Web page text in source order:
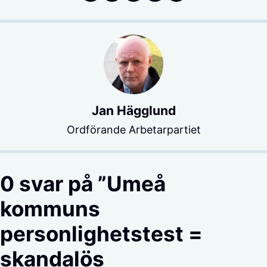
Jan Hägglund
Ordförande Arbetarpartiet
0 svar på ”Umeå
kommuns
personlighetstest =
skandalös